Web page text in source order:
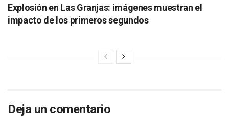
Explosión en Las Granjas: imágenes muestran el
impacto de los primeros segundos
Deja un comentario